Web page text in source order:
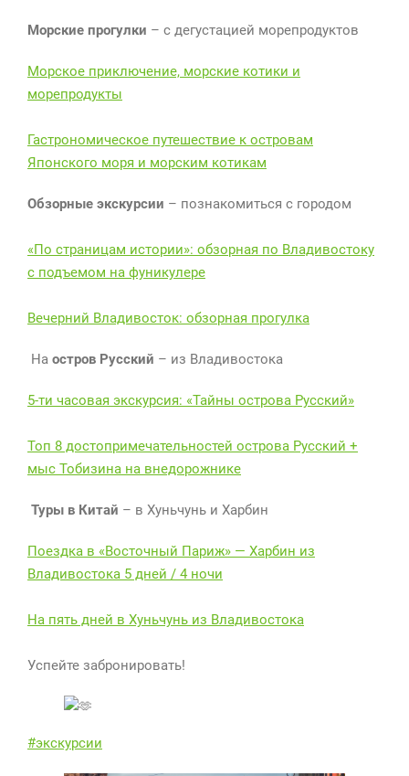
Морские прогулки – с дегустацией морепродуктов
Морское приключение, морские котики и
морепродукты
Гастрономическое путешествие к островам
Японского моря и морским котикам
Обзорные экскурсии – познакомиться с городом
«По страницам истории»: обзорная по Владивостоку
с подъемом на фуникулере
Вечерний Владивосток: обзорная прогулка
На остров Русский – из Владивостока
5-ти часовая экскурсия: «Тайны острова Русский»
Топ 8 достопримечательностей острова Русский +
мыс Тобизина на внедорожнике
Туры в Китай – в Хуньчунь и Харбин
Поездка в «Восточный Париж» — Харбин из
Владивостока 5 дней / 4 ночи
На пять дней в Хуньчунь из Владивостока
Успейте забронировать!
#экскурсии